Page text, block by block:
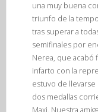
una muy buena
triunfo de la
tras superar a
semifinales por
Nerea, que acabó
infarto con la
estuvo de
dos medallas